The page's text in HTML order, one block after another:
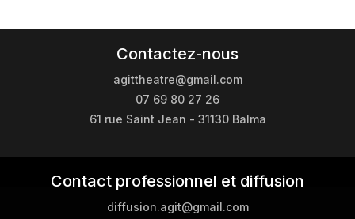
Contactez-nous
agittheatre@gmail.com
07 69 80 27 26
61 rue Saint Jean - 31130 Balma
Contact professionnel et diffusion
diffusion.agit@gmail.com